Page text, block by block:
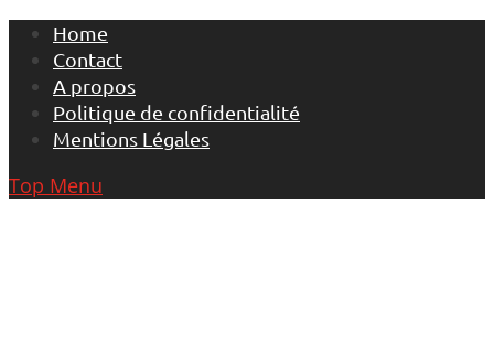
Skip
content
Home
Contact
A propos
Politique de confidentialité
Mentions Légales
Top Menu